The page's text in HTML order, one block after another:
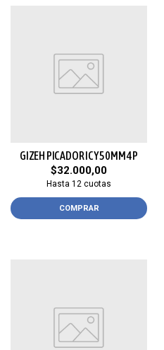
GIZEH PICADOR ICY 50MM 4P
$32.000,00
Hasta 12 cuotas
COMPRAR